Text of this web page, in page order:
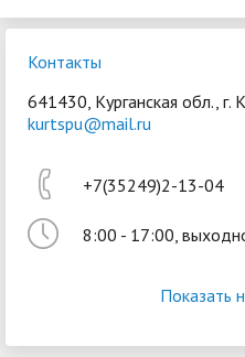
Войти
Контакты
641430, Курганская обл., г.
kurtspu@mail.ru
+7(35249)2-13-04
8:00 - 17:00,
Показать